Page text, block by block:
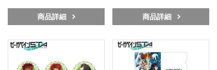
商品詳細 商品詳細